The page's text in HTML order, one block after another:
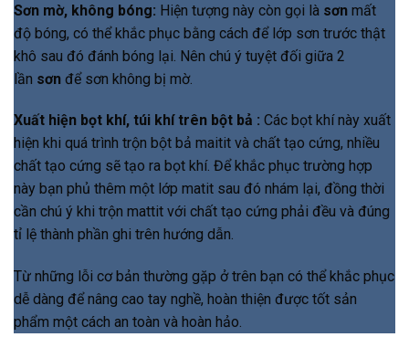
Sơn mờ, không bóng: Hiện tượng này còn gọi là sơn mất
độ bóng, có thể khắc phục bằng cách để lớp sơn trước thật
khô sau đó đánh bóng lại. Nên chú ý tuyệt đối giữa 2
lần sơn để sơn không bị mờ.
Xuất hiện bọt khí, túi khí trên bột bả : Các bọt khí này xuất
hiện khi quá trình trộn bột bả maitit và chất tạo cứng, nhiều
chất tạo cứng sẽ tạo ra bọt khí. Để khắc phục trường hợp
này bạn phủ thêm một lớp matit sau đó nhám lại, đồng thời
cần chú ý khi trộn mattit với chất tạo cứng phải đều và đúng
tỉ lệ thành phần ghi trên hướng dẫn.
Từ những lỗi cơ bản thường gặp ở trên bạn có thể khắc phục
dễ dàng để nâng cao tay nghề, hoàn thiện được tốt sản
phẩm một cách an toàn và hoàn hảo.